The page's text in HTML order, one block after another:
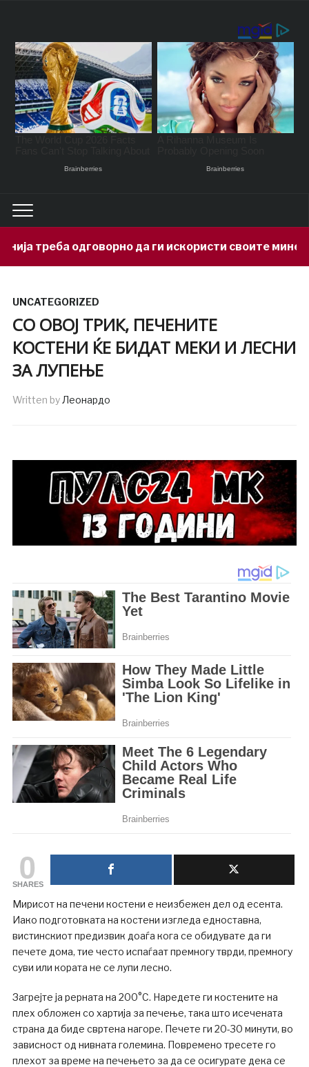
да ги искористи своите минерални богатства
UNCATEGORIZED
СО ОВОЈ ТРИК, ПЕЧЕНИТЕ
КОСТЕНИ ЌЕ БИДАТ МЕКИ И ЛЕСНИ
ЗА ЛУПЕЊЕ
Written byЛеонардо
0
SHARES
Мирисот на печени костени е неизбежен дел од есента.
Иако подготовката на костени изгледа едноставна,
вистинскиот предизвик доаѓа кога се обидувате да ги
печете дома, тие често испаѓаат премногу тврди, премногу
суви или кората не се лупи лесно.
Загрејте ја рерната на 200°C. Наредете ги костените на
плех обложен со хартија за печење, така што исечената
страна да биде свртена нагоре. Печете ги 20-30 минути, во
зависност од нивната големина. Повремено тресете го
плехот за време на печењето за да се осигурате дека се